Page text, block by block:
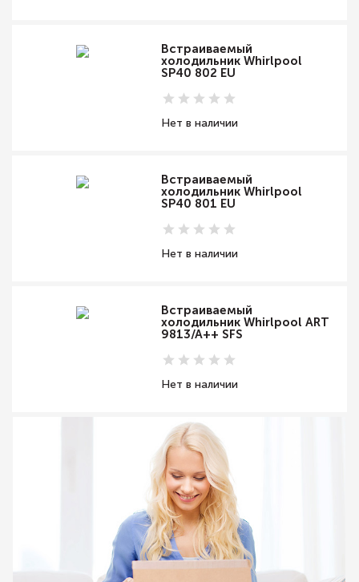
Встраиваемый
холодильник Whirlpool
SP40 802 EU
Нет в наличии
Встраиваемый
холодильник Whirlpool
SP40 801 EU
Нет в наличии
Встраиваемый
холодильник Whirlpool ART
9813/A++ SFS
Нет в наличии